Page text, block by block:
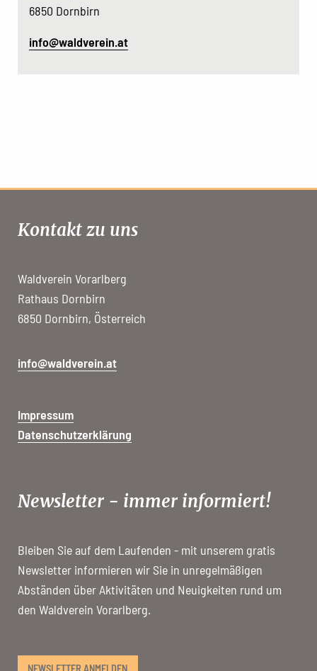
6850 Dornbirn
info@waldverein.at
Kontakt zu uns
Waldverein Vorarlberg
Rathaus Dornbirn
6850 Dornbirn, Österreich
info@waldverein.at
Impressum
Datenschutzerklärung
Newsletter - immer informiert!
Bleiben Sie auf dem Laufenden - mit unserem gratis
Newsletter informieren wir Sie in unregelmäßigen
Abständen über Aktivitäten und Neuigkeiten rund um
den Waldverein Vorarlberg.